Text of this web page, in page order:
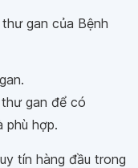
gan của Bệnh
gan để có
phù hợp.
tín hàng đầu trong